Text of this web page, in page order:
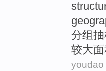
分组
较大
youdao